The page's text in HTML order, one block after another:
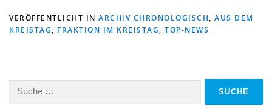
VERÖFFENTLICHT IN ARCHIV CHRONOLOGISCH, AUS DEM
KREISTAG, FRAKTION IM KREISTAG, TOP-NEWS
Suche